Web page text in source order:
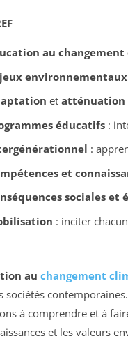
au
environnementaux
et atténuation
éducatifs:
:
et
sociales et
: inciter
au changement
sociétés
à comprendre et à
et les valeurs